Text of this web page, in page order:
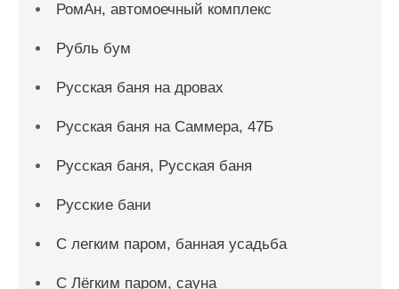
РомАн, автомоечный комплекс
Рубль бум
Русская баня на дровах
Русская баня на Саммера, 47Б
Русская баня, Русская баня
Русские бани
С легким паром, банная усадьба
С Лёгким паром, сауна